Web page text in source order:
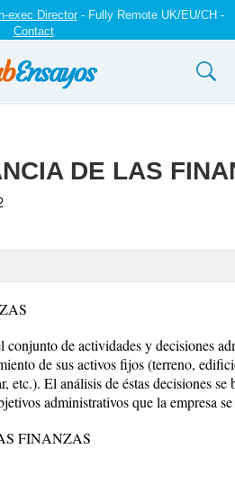
exec Director- Fully Remote UK/EU/CH -
Contact
DE LAS
conjunto de actividades y decisiones
de sus activos fijos (terreno,
etc.). El análisis de éstas decisiones
administrativos que la empresa
FINANZAS